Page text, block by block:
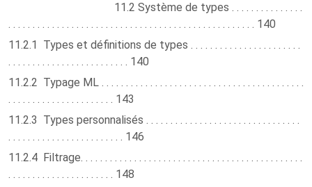
11.2 Système de types . . . . . . . . . . . . . . .
. . . . . . . . . . . . . . . . . . . . . . . . . . . . . . . . . . . . . . . . . . . . . . . . . . . 140
11.2.1 Types et définitions de types . . . . . . . . . . . . . . . . . . . . . . .
. . . . . . . . . . . . . . . . . . . . . . . . . 140
11.2.2 Typage ML . . . . . . . . . . . . . . . . . . . . . . . . . . . . . . . . . . . . . . . . . .
. . . . . . . . . . . . . . . . . . . . . . 143
11.2.3 Types personnalisés . . . . . . . . . . . . . . . . . . . . . . . . . . . . . . . .
. . . . . . . . . . . . . . . . . . . . . . . . 146
11.2.4 Filtrage. . . . . . . . . . . . . . . . . . . . . . . . . . . . . . . . . . . . . . . . . . . . . .
. . . . . . . . . . . . . . . . . . . . . . 148